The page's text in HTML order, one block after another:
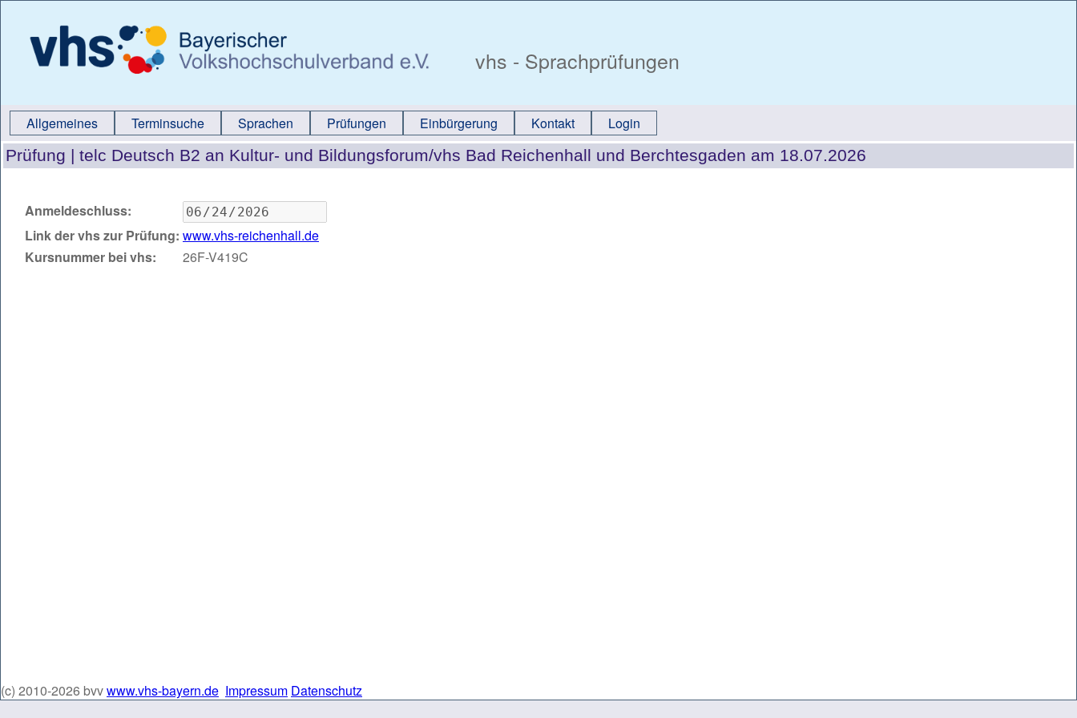
vhs - Sprachprüfungen
Allgemeines Terminsuche Sprachen Prüfungen Einbürgerung Kontakt Login
Prüfung | telc Deutsch B2 an Kultur- und Bildungsforum/vhs Bad Reichenhall und Berchtesgaden am 18.07.2026
Anmeldeschluss:
Link der vhs zur Prüfung: www.vhs-reichenhall.de
Kursnummer bei vhs:
26F-V419C
(c) 2010-2026 bvvwww.vhs-bayern.de Impressum Datenschutz